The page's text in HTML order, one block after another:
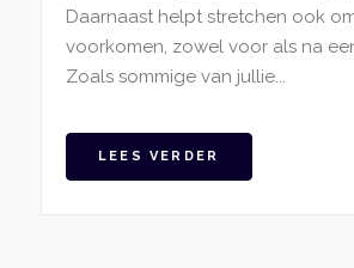
Daarnaast helpt stretchen ook
voorkomen, zowel voor als na
Zoals sommige van jullie...
LEES VERDER